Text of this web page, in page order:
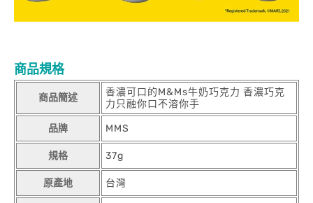
商品規格
商品簡述
香濃可口的M&Ms牛奶巧克力 香濃巧克
力只融你口不溶你手
品牌 MMS
規格 37g
原產地 台灣